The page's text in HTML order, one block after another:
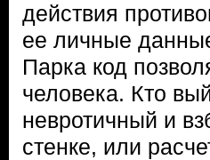
действия
ее личные
Парка код
человека. Кто
невротичный и
стенке, или